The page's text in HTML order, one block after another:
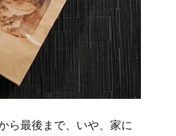
ら最後まで、いや、家に